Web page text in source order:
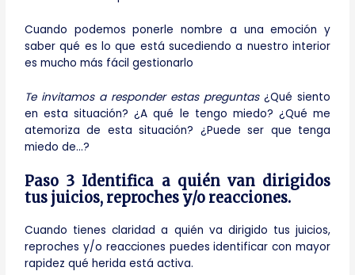
Cuando podemos ponerle nombre a una emoción y
saber qué es lo que está sucediendo a nuestro interior
es mucho más fácil gestionarlo
Te invitamos a responder estas preguntas ¿Qué siento
en esta situación? ¿A qué le tengo miedo? ¿Qué me
atemoriza de esta situación? ¿Puede ser que tenga
miedo de…?
Paso 3 Identifica a quién van dirigidos
tus juicios, reproches y/o reacciones.
Cuando tienes claridad a quién va dirigido tus juicios,
reproches y/o reacciones puedes identificar con mayor
rapidez qué herida está activa.